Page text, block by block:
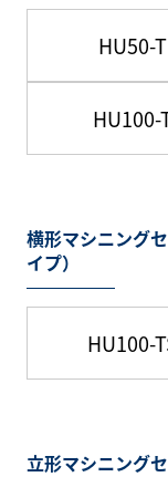
HU50-T
HU100-
横形マシニング
イプ）
HU100-
立形マシニング